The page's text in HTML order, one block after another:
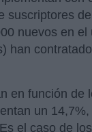
suscriptores
nuevos en
han
en función de
un
el caso de